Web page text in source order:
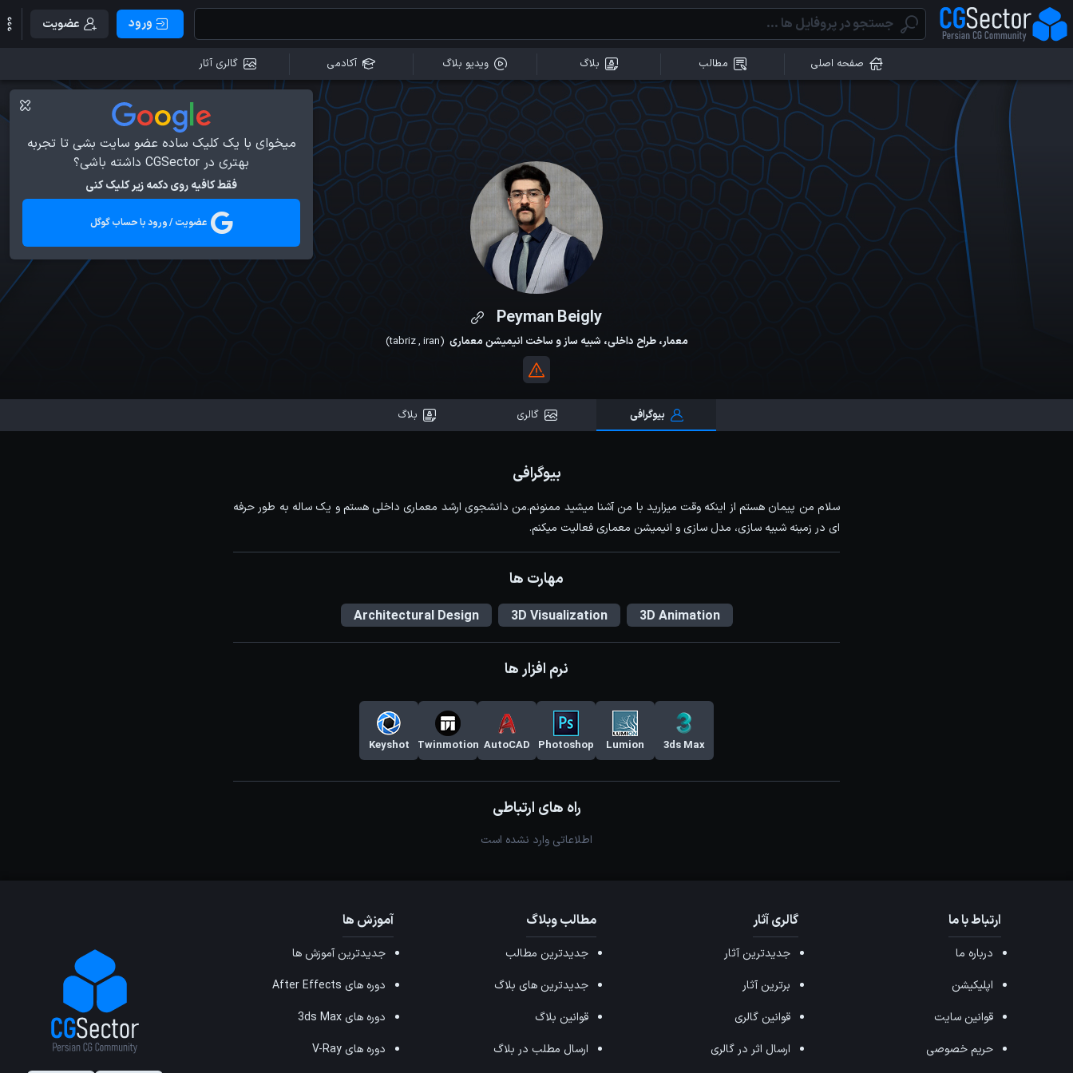
ورود عضویت
صفحه اصلی مطالب بلاگ ویدیو بلاگ آکادمی گالری آثار
میخوای با یک کلیک ساده عضو سایت بشی تا تجربه
بهتری در CGSector داشته باشی؟
فقط کافیه روی دکمه زیر کلیک کنی
عضویت / ورود با حساب گوگل
Peyman Beigly
معمار، طراح داخلی، شبیه ساز و ساخت انیمیشن معماری (
iran
,
tabriz
)
بیوگرافی گالری بلاگ
بیوگرافی
سلام من پیمان هستم از اینکه وقت میزارید با من آشنا میشید ممنونم.من دانشجوی ارشد معماری داخلی هستم و یک ساله به طور حرفه
ای در زمینه شبیه سازی، مدل سازی و انیمیشن معماری فعالیت میکنم.
مهارت ها
3D Animation
3D Visualization
Architectural Design
نرم افزار ها
3ds Max
Lumion
Photoshop
AutoCAD
Twinmotion
Keyshot
راه های ارتباطی
اطلاعاتی وارد نشده است
ارتباط با ما
درباره ما
اپلیکیشن
قوانین سایت
حریم خصوصی
گالری آثار
جدیدترین آثار
برترین آثار
قوانین گالری
ارسال اثر در گالری
مطالب وبلاگ
جدیدترین مطالب
جدیدترین های بلاگ
قوانین بلاگ
ارسال مطلب در بلاگ
آموزش ها
جدیدترین آموزش ها
دوره های After Effects
دوره های 3ds Max
دوره های V-Ray